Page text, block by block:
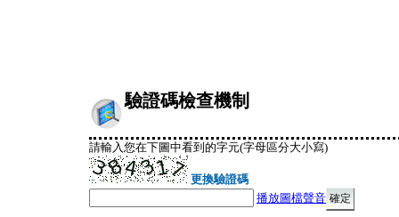
驗證碼檢查機制
請輸入您在下圖中看到的字元(字母區分大小寫)
更換驗證碼
播放圖檔聲音